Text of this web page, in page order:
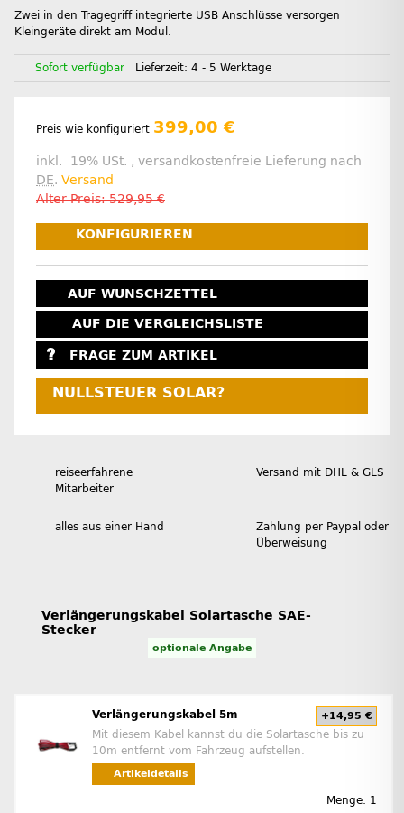
Zwei in den Tragegriff integrierte USB Anschlüsse versorgen
Kleingeräte direkt am Modul.
Sofort verfügbar Lieferzeit: 4 - 5 Werktage
Preis wie konfiguriert 399,00 €
inkl. 19% USt. , versandkostenfreie Lieferung nach
DE. Versand
Alter Preis: 529,95 €
KONFIGURIEREN
AUF WUNSCHZETTEL
AUF DIE VERGLEICHSLISTE
FRAGE ZUM ARTIKEL
NULLSTEUER SOLAR?
reiseerfahrene
Mitarbeiter
Versand mit DHL & GLS
alles aus einer Hand
Zahlung per Paypal oder
Überweisung
Verlängerungskabel Solartasche SAE-
Stecker
optionale Angabe
Verlängerungskabel 5m +14,95 €
Mit diesem Kabel kannst du die Solartasche bis zu
10m entfernt vom Fahrzeug aufstellen.
Artikeldetails
Menge: 1